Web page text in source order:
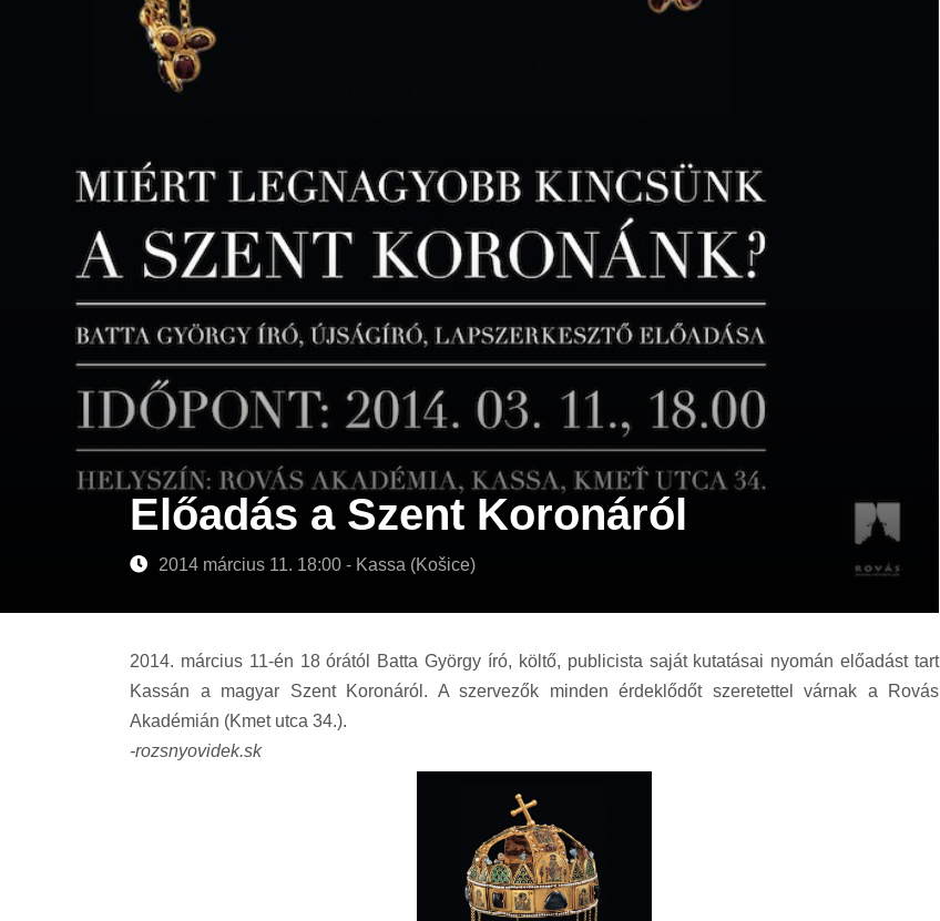
Előadás a Szent Koronáról
2014 március 11. 18:00 - Kassa (Košice)
2014. március 11-én 18 órától Batta György író, költő, publicista saját kutatásai nyomán előadást tart
Kassán a magyar Szent Koronáról. A szervezők minden érdeklődőt szeretettel várnak a Rovás
Akadémián (Kmet utca 34.).
-rozsnyovidek.sk